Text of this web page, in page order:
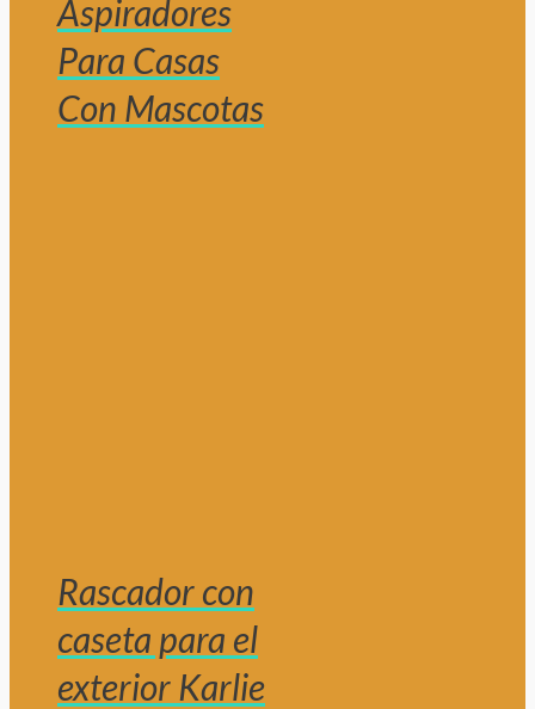
Aspiradores
Para Casas
Con Mascotas
Rascador con
caseta para el
exterior Karlie